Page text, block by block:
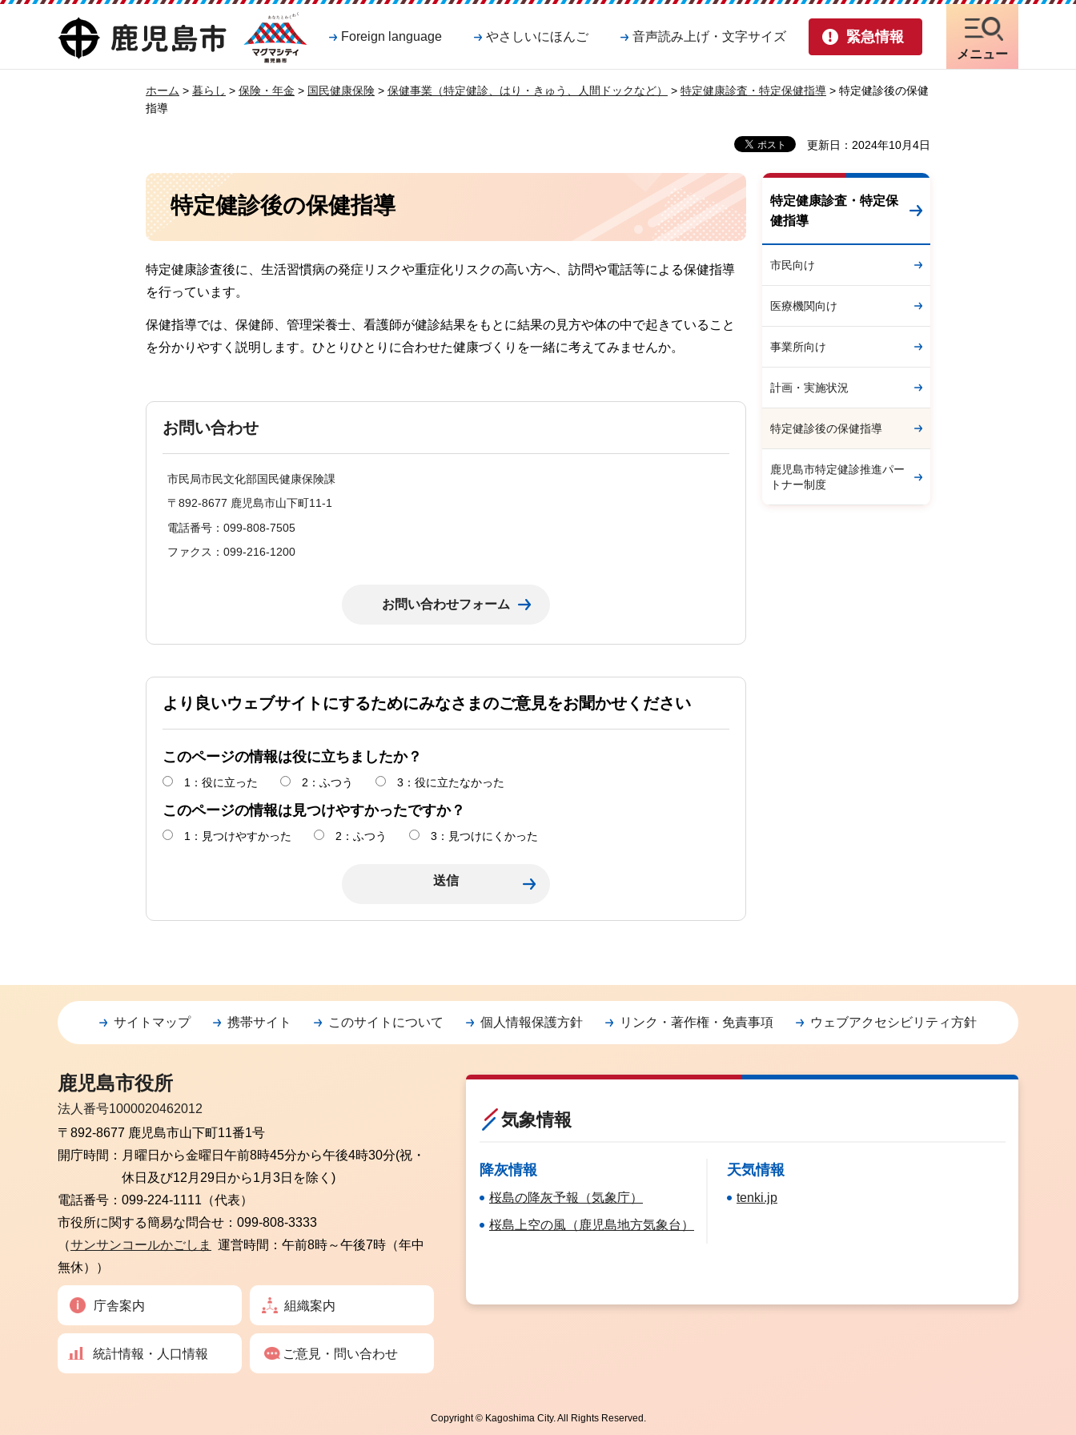
鹿児島市
マグマシティ
鹿児島市
Foreign language やさしいにほんご 音声読み上げ・文字サイズ 緊急情報
メニュー
ホーム > 暮らし > 保険・年金 > 国民健康保険 > 保健事業（特定健診、はり・きゅう、人間ドックなど） > 特定健康診査・特定保健指導 > 特定健診後の保健
指導
更新日：2024年10月4日
特定健診後の保健指導
特定健康診査後に、生活習慣病の発症リスクや重症化リスクの高い方へ、訪問や電話等による保健指導
を行っています。
保健指導では、保健師、管理栄養士、看護師が健診結果をもとに結果の見方や体の中で起きていること
を分かりやすく説明します。ひとりひとりに合わせた健康づくりを一緒に考えてみませんか。
お問い合わせ
市民局市民文化部国民健康保険課
〒892-8677 鹿児島市山下町11-1
電話番号：099-808-7505
ファクス：099-216-1200
より良いウェブサイトにするためにみなさまのご意見をお聞かせください
このページの情報は役に立ちましたか？
1：役に立った 2：ふつう 3：役に立たなかった
このページの情報は見つけやすかったですか？
1：見つけやすかった 2：ふつう 3：見つけにくかった
特定健康診査・特定保
健指導
市民向け
医療機関向け
事業所向け
計画・実施状況
特定健診後の保健指導
鹿児島市特定健診推進パー
トナー制度
サイトマップ 携帯サイト このサイトについて 個人情報保護方針 リンク・著作権・免責事項 ウェブアクセシビリティ方針
鹿児島市役所
法人番号1000020462012
〒892-8677 鹿児島市山下町11番1号
開庁時間： 月曜日から金曜日 午前8時45分から午後4時30分(祝・
休日及び12月29日から1月3日を除く)
電話番号： 099-224-1111（代表）
市役所に関する簡易な問合せ： 099-808-3333
（サンサンコールかごしま
運営時間：午前8時～午後7時（年中
無休））
庁舎案内 組織案内
統計情報・人口情報 ご意見・問い合わせ
気象情報
降灰情報
桜島の降灰予報（気象庁）
桜島上空の風（鹿児島地方気象台）
天気情報
tenki.jp
Copyright © Kagoshima City. All Rights Reserved.